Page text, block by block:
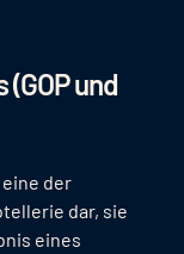
und
der
dar, sie
eines